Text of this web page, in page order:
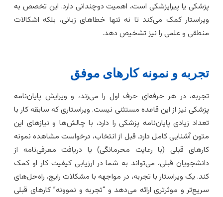
یا پیراپزشکی است، اهمیت دوچندانی دارد. این تخصص به
کمک می‌کند تا نه تنها خطاهای زبانی، بلکه اشکالات
و علمی را نیز تشخیص دهد.
و نمونه کارهای موفق
در هر حرفه‌ای حرف اول را می‌زند، و ویرایش پایان‌نامه
نیز از این قاعده مستثنی نیست. ویراستاری که سابقه کار با
زیادی پایان‌نامه پزشکی را دارد، با چالش‌ها و نیازهای این
آشنایی کامل دارد. قبل از انتخاب، درخواست مشاهده نمونه
قبلی (با رعایت محرمانگی) یا دریافت معرفی‌نامه از
قبلی، می‌تواند به شما در ارزیابی کیفیت کار او کمک
یک ویراستار با تجربه، در مواجهه با مشکلات رایج، راه‌حل‌های
و موثرتری ارائه می‌دهد و “تجربه و نموونه” کارهای قبلی